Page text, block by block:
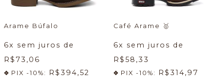
Arame Búfalo
6x sem juros de
R$73,06
PIX -10%: R$394,52
Café Arame 🥇
6x sem juros de
R$58,33
PIX -10%: R$314,97